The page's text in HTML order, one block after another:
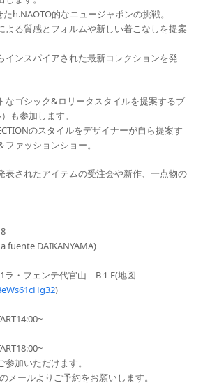
h.NAOTO的なニュージャポンの挑戦。
よる質感とフォルムや新しい着こなしを提案
インスパイアされた最新コレクションを発
なゴシック&ロリータスタイルを提案するブ
も参加します。
のスタイルをデザイナーが自ら提案す
ァッションショー。
表されたアイテムの受注会や新作、一点物の
fuente DAIKANYAMA)
ラ・フェンテ代官山 B１F(地図
)
加いただけます。
ールよりご予約をお願いします。